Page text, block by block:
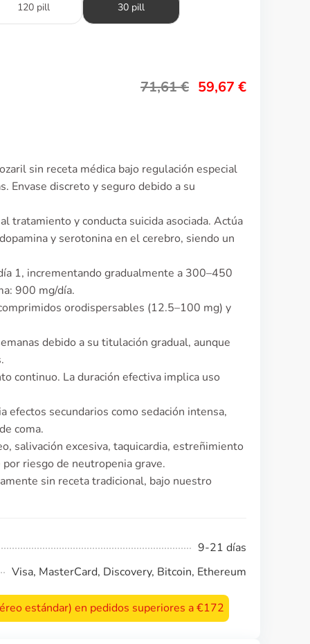
120 pill 30 pill
71,61€ 59,67 €
sin receta médica bajo regulación especial
Envase discreto y seguro debido a su
tratamiento y conducta suicida asociada. Actúa
y serotonina en el cerebro, siendo un
1, incrementando gradualmente a 300–450
900 mg/día.
orodispersables (12.5–100 mg) y
debido a su titulación gradual, aunque
continuo. La duración efectiva implica uso
secundarios como sedación intensa,
coma.
salivación excesiva, taquicardia, estreñimiento
riesgo de neutropenia grave.
sin receta tradicional, bajo nuestro
9-21 días
Visa, MasterCard, Discovery, Bitcoin, Ethereum
estándar) en pedidos superiores a €172